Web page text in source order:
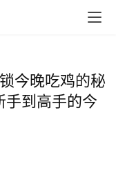
今晚吃鸡的秘
到高手的今